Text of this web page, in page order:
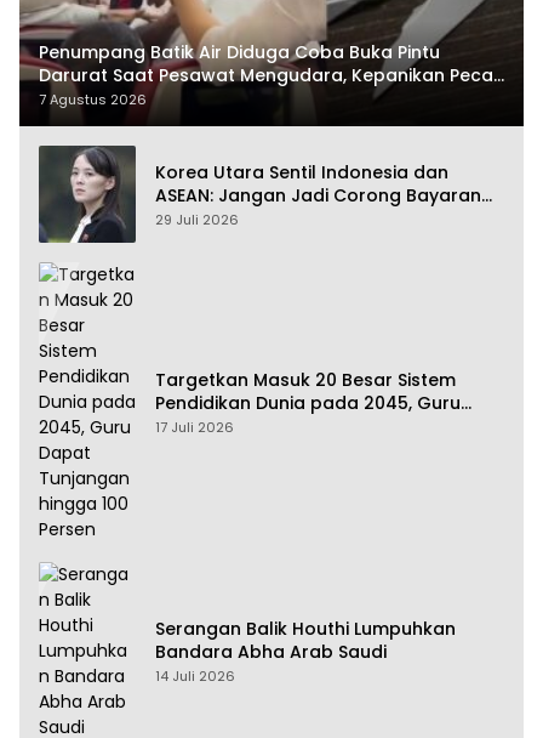
Penumpang Batik Air Diduga Coba Buka Pintu
Darurat Saat Pesawat Mengudara, Kepanikan Pecah
di Dalam Kabin
7 Agustus 2026
Korea Utara Sentil Indonesia dan
ASEAN: Jangan Jadi Corong Bayaran
Amerika Serikat
29 Juli 2026
Targetkan Masuk 20 Besar Sistem
Pendidikan Dunia pada 2045, Guru
Dapat Tunjangan hingga 100 Persen
17 Juli 2026
Serangan Balik Houthi Lumpuhkan
Bandara Abha Arab Saudi
14 Juli 2026